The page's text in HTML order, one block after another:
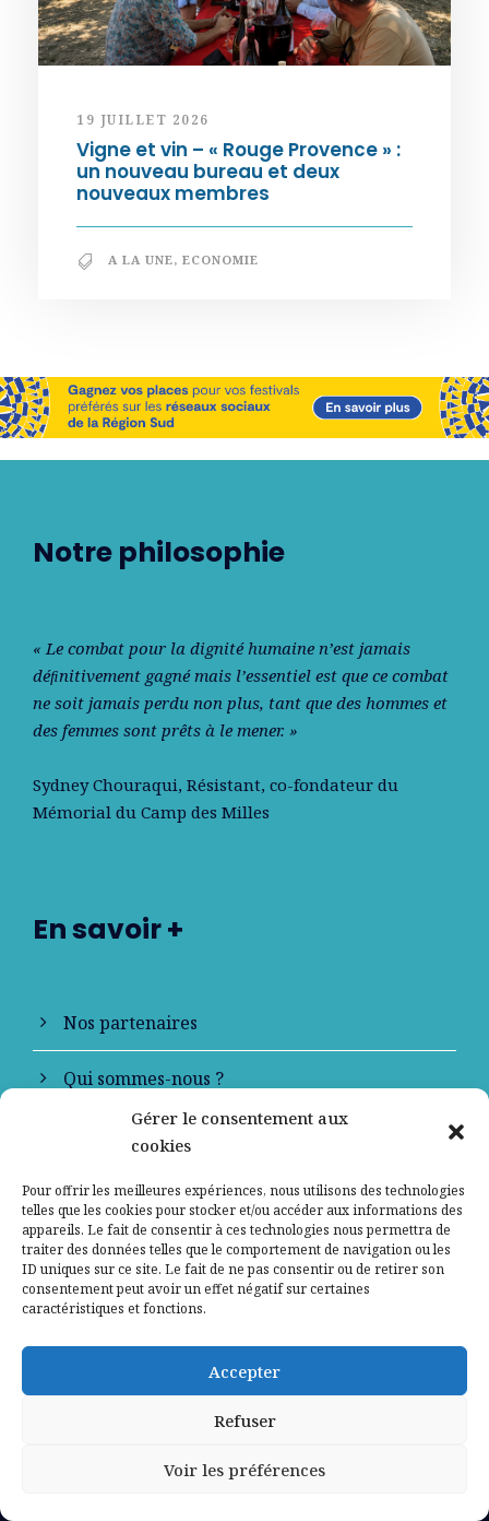
Gérer le consentement aux
cookies
Pour offrir les meilleures expériences, nous utilisons des technologies
telles que les cookies pour stocker et/ou accéder aux informations des
appareils. Le fait de consentir à ces technologies nous permettra de
traiter des données telles que le comportement de navigation ou les
ID uniques sur ce site. Le fait de ne pas consentir ou de retirer son
consentement peut avoir un effet négatif sur certaines
caractéristiques et fonctions.
Accepter
Refuser
Voir les préférences
19 JUILLET 2026
Vigne et vin – « Rouge Provence » :
un nouveau bureau et deux
nouveaux membres
A LA UNE, ECONOMIE
Notre philosophie
« Le combat pour la dignité humaine n’est jamais
déﬁnitivement gagné mais l’essentiel est que ce combat
ne soit jamais perdu non plus, tant que des hommes et
des femmes sont prêts à le mener. »
Sydney Chouraqui, Résistant, co-fondateur du
Mémorial du Camp des Milles
En savoir +
Nos partenaires
Qui sommes-nous ?
Contactez-nous
Mentions légales
Politique de confidentialité